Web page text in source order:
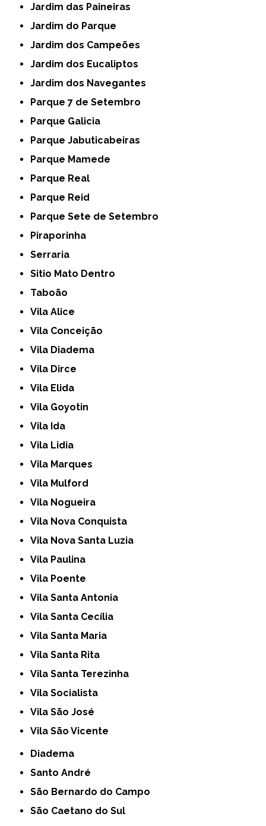
Jardim das Paineiras
Jardim do Parque
Jardim dos Campeões
Jardim dos Eucaliptos
Jardim dos Navegantes
Parque 7 de Setembro
Parque Galicia
Parque Jabuticabeiras
Parque Mamede
Parque Real
Parque Reid
Parque Sete de Setembro
Piraporinha
Serraria
Sitio Mato Dentro
Taboão
Vila Alice
Vila Conceição
Vila Diadema
Vila Dirce
Vila Elida
Vila Goyotin
Vila Ida
Vila Lidia
Vila Marques
Vila Mulford
Vila Nogueira
Vila Nova Conquista
Vila Nova Santa Luzia
Vila Paulina
Vila Poente
Vila Santa Antonia
Vila Santa Cecília
Vila Santa Maria
Vila Santa Rita
Vila Santa Terezinha
Vila Socialista
Vila São José
Vila São Vicente
Diadema
Santo André
São Bernardo do Campo
São Caetano do Sul